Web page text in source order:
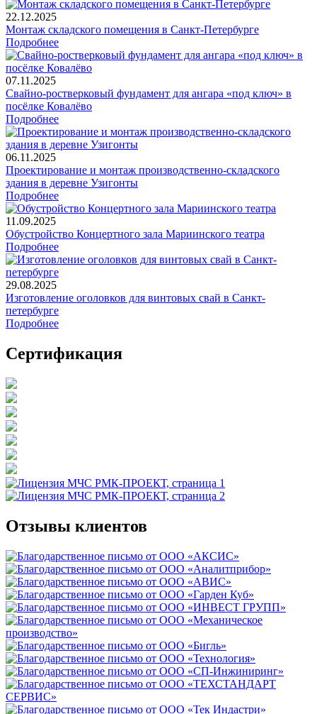
22.12.2025
Монтаж складского помещения в Санкт-Петербурге
Подробнее
07.11.2025
Свайно-ростверковый фундамент для ангара «под ключ» в
посёлке Ковалёво
Подробнее
06.11.2025
Проектирование и монтаж производственно-складского
здания в деревне Узигонты
Подробнее
11.09.2025
Обустройство Концертного зала Мариинского театра
Подробнее
29.08.2025
Изготовление оголовков для винтовых свай в Санкт-
петербурге
Подробнее
Сертификация
Отзывы клиентов